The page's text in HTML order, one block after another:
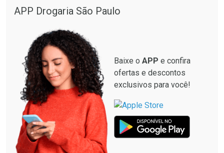
APP Drogaria São Paulo
Baixe o APP e confira
ofertas e descontos
exclusivos para você!